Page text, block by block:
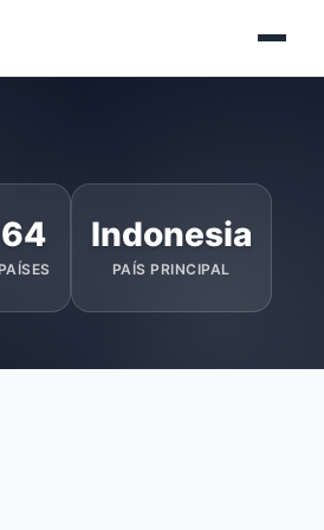
64
PAÍSES
Indonesia
PAÍS PRINCIPAL